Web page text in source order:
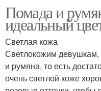
Помада и
идеальный
Светлая кожа
Светлокожим
и румяна, то есть
очень светлой коже